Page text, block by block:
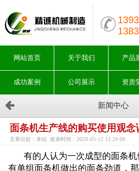
网站首页 关于我们 产品
成功案例 公司展示 资质
新闻中心
面条机生产线的购买使用观念
文章出处：本站 发表时间：2020-05-12 12:20:00
有的人认为一次成型的面条
有单组面条机做出的面条劲道，